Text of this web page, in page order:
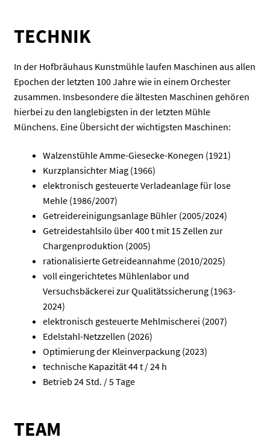
TECHNIK
In der Hofbräuhaus Kunstmühle laufen Maschinen aus allen
Epochen der letzten 100 Jahre wie in einem Orchester
zusammen. Insbesondere die ältesten Maschinen gehören
hierbei zu den langlebigsten in der letzten Mühle
Münchens. Eine Übersicht der wichtigsten Maschinen:
Walzenstühle Amme-Giesecke-Konegen (1921)
Kurzplansichter Miag (1966)
elektronisch gesteuerte Verladeanlage für lose
Mehle (1986/2007)
Getreidereinigungsanlage Bühler (2005/2024)
Getreidestahlsilo über 400 t mit 15 Zellen zur
Chargenproduktion (2005)
rationalisierte Getreideannahme (2010/2025)
voll eingerichtetes Mühlenlabor und
Versuchsbäckerei zur Qualitätssicherung (1963-
2024)
elektronisch gesteuerte Mehlmischerei (2007)
Edelstahl-Netzzellen (2026)
Optimierung der Kleinverpackung (2023)
technische Kapazität 44 t / 24 h
Betrieb 24 Std. / 5 Tage
TEAM